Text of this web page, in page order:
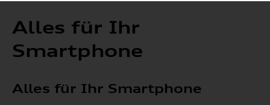
Alles für Ihr
Smartphone
Alles für Ihr Smartphone